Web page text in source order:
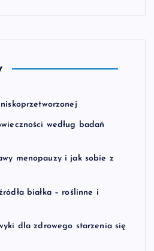
według badań
menopauzy i jak sobie z
białka – roślinne i
dla zdrowego starzenia się